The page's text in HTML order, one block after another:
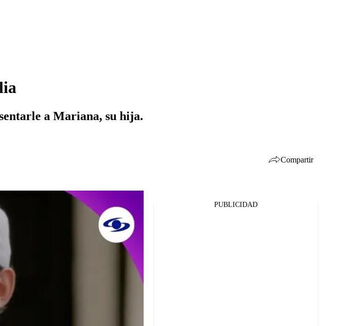
a Mariana, su hija.
Compartir
PUBLICIDAD